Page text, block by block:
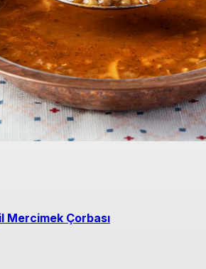
Mercimek Çorbası